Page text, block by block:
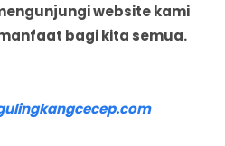
website kami
bagi kita semua.